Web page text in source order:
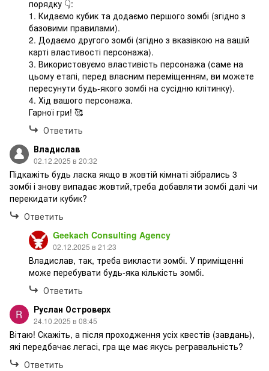
порядку 👇:
1. Кидаємо кубик та додаємо першого зомбі (згідно з
базовими правилами).
2. Додаємо другого зомбі (згідно з вказівкою на вашій
карті властивості персонажа).
3. Використовуємо властивість персонажа (саме на
цьому етапі, перед власним переміщенням, ви можете
пересунути будь-якого зомбі на сусідню клітинку).
4. Хід вашого персонажа.
Гарної гри! 🥰
Ответить
Владислав
02.12.2025 в 20:32
Підкажіть будь ласка якщо в жовтій кімнаті зібрались 3
зомбі і знову випадає жовтий,треба добавляти зомбі далі чи
перекидати кубик?
Ответить
Geekach Consulting Agency
02.12.2025 в 21:23
Владислав, так, треба викласти зомбі. У приміщенні
може перебувати будь-яка кількість зомбі.
Ответить
Руслан Островерх
24.10.2025 в 08:45
Вітаю! Скажіть, а після проходження усіх квестів (завдань),
які передбачає легасі, гра ще має якусь регравальність?
Ответить